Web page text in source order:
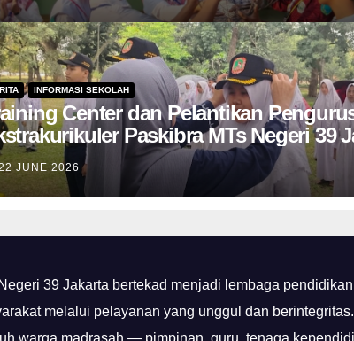
INFORMASI SEKOLAH
Center dan Pelantikan
Paskibra MTs Negeri 39
2026 Berlangsung Khidmat di
Cibubur
JUNE 2026
39 Jakarta bertekad menjadi lembaga
melalui pelayanan yang unggul dan
warga madrasah — pimpinan, guru, tenaga